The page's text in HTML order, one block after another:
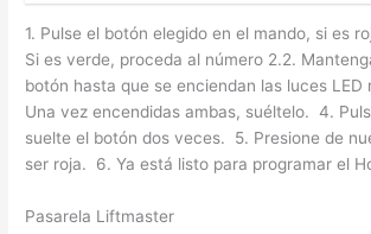
1. Pulse el botón elegido en el mando, si es
Si es verde, proceda al número 2.2.
botón hasta que se enciendan las luces LED
Una vez encendidas ambas, suéltelo. 4.
suelte el botón dos veces. 5. Presione de
ser roja. 6. Ya está listo para programar el
Pasarela Liftmaster